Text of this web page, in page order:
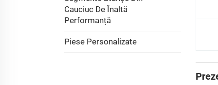
Cauciuc De Înaltă
Performanță
Piese Personalizate